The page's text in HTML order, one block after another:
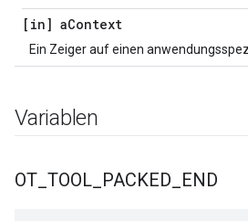
[in] aContext
Ein Zeiger auf einen
Variablen
OT TOOL PACKED END